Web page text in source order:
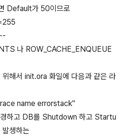
가 50이므로
나 ROW_CACHE_ENQUEUE
서 init.ora 화일에 다음과 같은 라
name errorstack"
고 DB를 Shutdown 하고 Startu
생하는